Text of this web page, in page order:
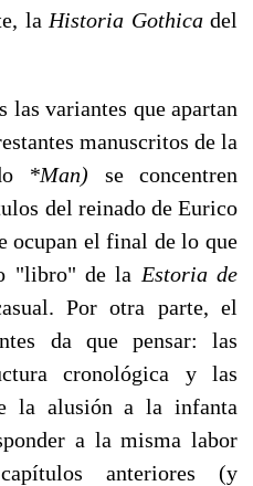
la Historia Gothica del
variantes que apartan
manuscritos de la
*Man) se concentren
del reinado de Eurico
ocupan el final de lo que
"libro" de la Estoria de
Por otra parte, el
da que pensar: las
cronológica y las
la alusión a la infanta
a la misma labor
anteriores (y